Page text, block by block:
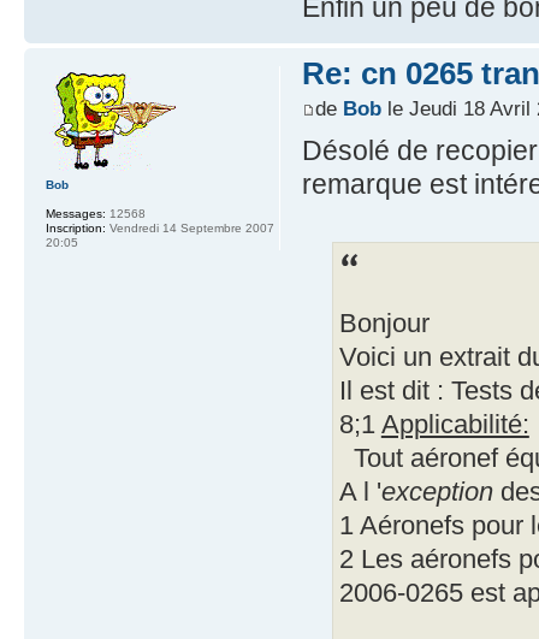
Enfin un peu de
Re: cn 0265
de Boble Jeudi 18 Avril
Désolé de
remarque est
Bonjour
Voici un extrait
Il est dit : Tests
8;1 Applicabilité:
Tout aéronef
A l 'exception
1 Aéronefs pour
2 Les aéronefs
2006-0265 est
Bob
Messages: 12568
Inscription: Vendredi 14 Septembre 2007
20:05